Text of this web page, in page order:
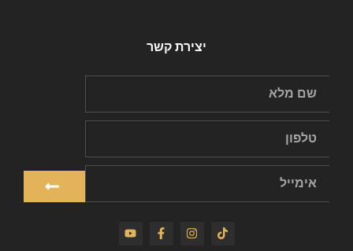
יצירת קשר